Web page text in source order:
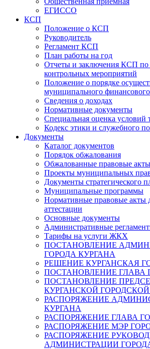
ЕГИССО
КСП
Положение о КСП
Руководитель
Регламент КСП
План работы на год
Отчеты и заключения КСП по
контрольных мероприятий
Положение о порядке
муниципального
Сведения о доходах
Нормативные документы
Специальная оценка условий
Кодекс этики и служебного
Документы
Каталог документов
Порядок обжалования
Обжалованные правовые акты
Проекты муниципальных
Документы стратегического
Муниципальные программы
Нормативные правовые акты
аттестации
Основные документы
Административные
Тарифы на услуги ЖКХ
ПОСТАНОВЛЕНИЕ
ГОРОДА КУРГАНА
РЕШЕНИЕ КУРГАНСКАЯ
ПОСТАНОВЛЕНИЕ ГЛАВА
ПОСТАНОВЛЕНИЕ
КУРГАНСКОЙ
РАСПОРЯЖЕНИЕ
КУРГАНА
РАСПОРЯЖЕНИЕ ГЛАВА
РАСПОРЯЖЕНИЕ МЭР
РАСПОРЯЖЕНИЕ
АДМИНИСТРАЦИИ